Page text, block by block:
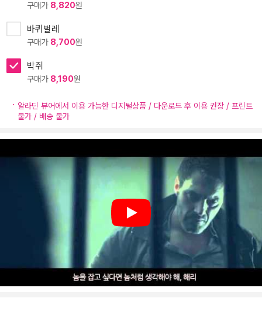
구매가 8,820원
바퀴벌레
구매가 8,700원
박쥐
구매가 8,190원
알라딘 뷰어에서 이용 가능한 디지털상품 / 다운로드 후 이용 권장 / 프린트
불가 / 배송 불가
Play